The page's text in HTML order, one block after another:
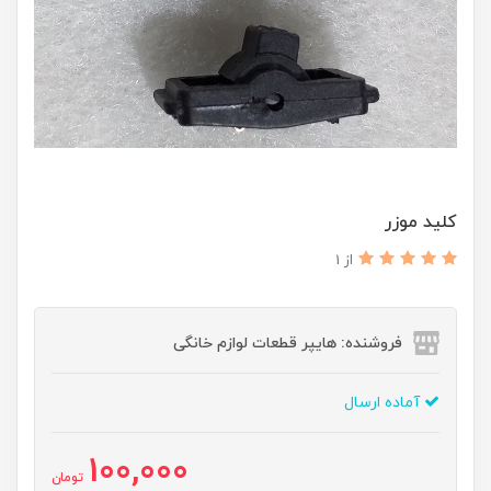
کلید موزر
از 1
فروشنده: هایپر قطعات لوازم خانگی
آماده ارسال
100,000 تومان